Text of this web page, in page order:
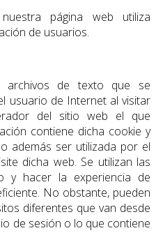
página web utiliza
de usuarios.
archivos de texto que se
usuario de Internet al visitar
del sitio web el que
contiene dicha cookie y
además ser utilizada por el
dicha web. Se utilizan las
y hacer la experiencia de
No obstante, pueden
diferentes que van desde
de sesión o lo que contiene